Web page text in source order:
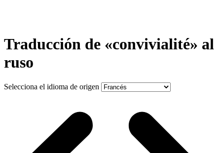
Traducción de «convivialité» al
ruso
Selecciona el idioma de origen